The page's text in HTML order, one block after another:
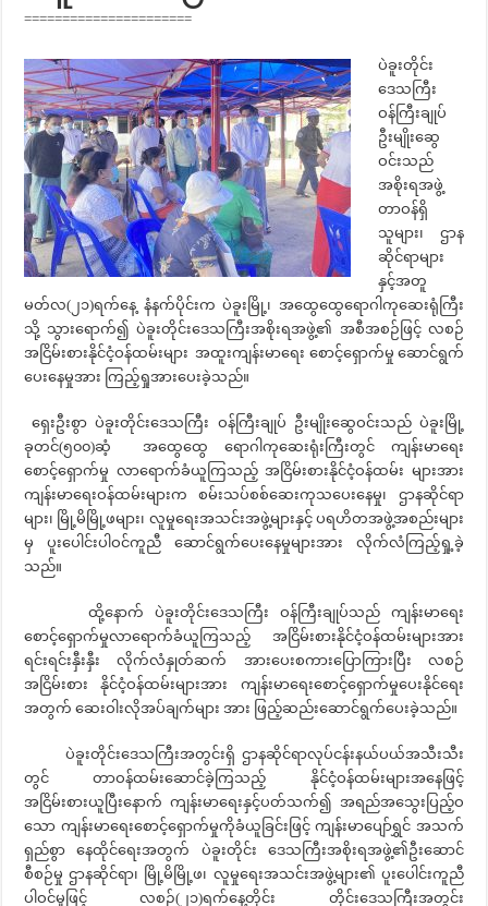
======================
ပဲခူးတိုင်း
ဒေသကြီး
ဝန်ကြီးချုပ်
ဦးမျိုးဆွေ
ဝင်းသည်
အစိုးရအဖွဲ့
တာဝန်ရှိ
သူများ၊ ဌာန
ဆိုင်ရာများ
နှင့်အတူ
မတ်လ(၂၁)ရက်နေ့ နံနက်ပိုင်းက ပဲခူးမြို့၊ အထွေထွေရောဂါကုဆေးရုံကြီး
သို့ သွားရောက်၍ ပဲခူးတိုင်းဒေသကြီးအစိုးရအဖွဲ့၏ အစီအစဉ်ဖြင့် လစဉ်
အငြိမ်းစားနိုင်ငံ့ဝန်ထမ်းများ အထူးကျန်းမာရေး စောင့်ရှောက်မှု ဆောင်ရွက်
ပေးနေမှုအား ကြည့်ရှုအားပေးခဲ့သည်။
ရှေးဦးစွာ ပဲခူးတိုင်းဒေသကြီး ဝန်ကြီးချုပ် ဦးမျိုးဆွေဝင်းသည် ပဲခူးမြို့
ခုတင်(၅၀၀)ဆံ့ အထွေထွေ ရောဂါကုဆေးရုံးကြီးတွင် ကျန်းမာရေး
စောင့်ရှောက်မှု လာရောက်ခံယူကြသည့် အငြိမ်းစားနိုင်ငံ့ဝန်ထမ်း များအား
ကျန်းမာရေးဝန်ထမ်းများက စမ်းသပ်စစ်ဆေးကုသပေးနေမှု၊ ဌာနဆိုင်ရာ
များ၊ မြို့မိမြို့ဖများ၊ လူမှုရေးအသင်းအဖွဲ့များနှင့် ပရဟိတအဖွဲ့အစည်းများ
မှ ပူးပေါင်းပါဝင်ကူညီ ဆောင်ရွက်ပေးနေမှုများအား လိုက်လံကြည့်ရှု့ခဲ့
သည်။
ထို့နောက် ပဲခူးတိုင်းဒေသကြီး ဝန်ကြီးချုပ်သည် ကျန်းမာရေး
စောင့်ရှောက်မှုလာရောက်ခံယူကြသည့် အငြိမ်းစားနိုင်ငံ့ဝန်ထမ်းများအား
ရင်းရင်းနှီးနှီး လိုက်လံနှုတ်ဆက် အားပေးစကားပြောကြားပြီး လစဉ်
အငြိမ်းစား နိုင်ငံ့ဝန်ထမ်းများအား ကျန်းမာရေးစောင့်ရှောက်မှုပေးနိုင်ရေး
အတွက် ဆေးဝါးလိုအပ်ချက်များ အား ဖြည့်ဆည်းဆောင်ရွက်ပေးခဲ့သည်။
ပဲခူးတိုင်းဒေသကြီးအတွင်းရှိ ဌာနဆိုင်ရာလုပ်ငန်းနယ်ပယ်အသီးသီး
တွင် တာဝန်ထမ်းဆောင်ခဲ့ကြသည့် နိုင်ငံ့ဝန်ထမ်းများအနေဖြင့်
အငြိမ်းစားယူပြီးနောက် ကျန်းမာရေးနှင့်ပတ်သက်၍ အရည်အသွေးပြည့်ဝ
သော ကျန်းမာရေးစောင့်ရှောက်မှုကိုခံယူခြင်းဖြင့် ကျန်းမာပျော်ရွှင် အသက်
ရှည်စွာ နေထိုင်ရေးအတွက် ပဲခူးတိုင်း ဒေသကြီးအစိုးရအဖွဲ့၏ဦးဆောင်
စီစဉ်မှု ဌာနဆိုင်ရာ၊ မြို့မိမြို့ဖ၊ လူမှုရေးအသင်းအဖွဲ့များ၏ ပူးပေါင်းကူညီ
ပါဝင်မှုဖြင့် လစဉ်(၂၁)ရက်နေ့တိုင်း တိုင်းဒေသကြီးအတွင်း